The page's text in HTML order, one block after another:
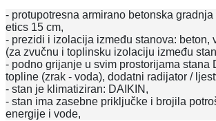
- protupotresna armirano betonska gradnja
etics 15 cm,
- prezidi i izolacija između stanova: beton,
(za zvučnu i toplinsku izolaciju između
- podno grijanje u svim prostorijama stana
topline (zrak - voda), dodatni radijator /
- stan je klimatiziran: DAIKIN,
- stan ima zasebne priključke i brojila
energije i vode,